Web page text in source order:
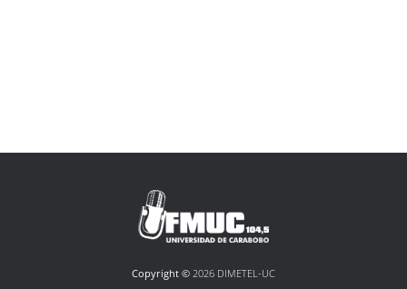
Copyright © 2026 DIMETEL-UC